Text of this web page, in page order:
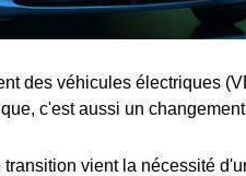
des véhicules électriques
c'est aussi un
transition vient la nécessité